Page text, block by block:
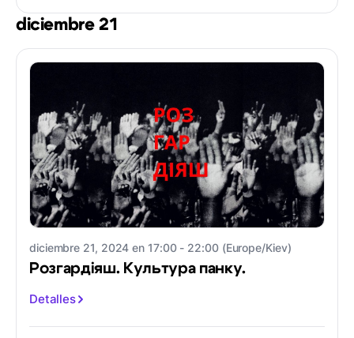
diciembre 21
diciembre 21, 2024 en 17:00 - 22:00 (Europe/Kiev)
Розгардіяш. Культура панку.
Detalles